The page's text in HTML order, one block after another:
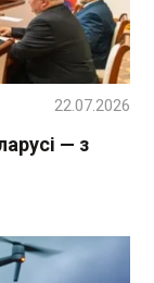
— з
22.07.2026